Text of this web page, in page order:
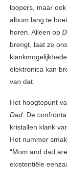
loopers, maar
album lang te
horen. Alleen op
brengt, laat ze
elektronica kan
van dat.
Het hoogtepunt
Dad. De
kristallen klank
Het nummer
“Mom and dad
existentiële